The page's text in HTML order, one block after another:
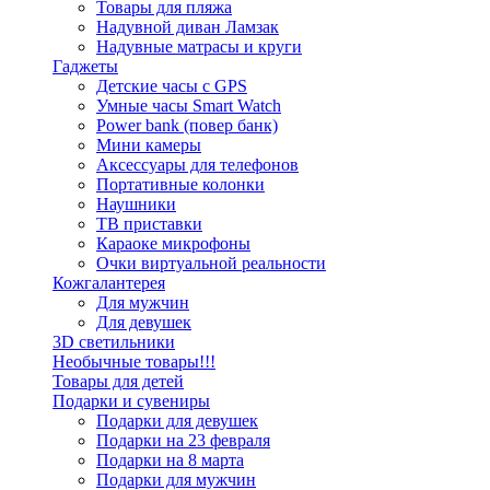
Товары для пляжа
Надувной диван Ламзак
Надувные матрасы и круги
Гаджеты
Детские часы с GPS
Умные часы Smart Watch
Power bank (повер банк)
Мини камеры
Аксессуары для телефонов
Портативные колонки
Наушники
ТВ приставки
Караоке микрофоны
Очки виртуальной реальности
Кожгалантерея
Для мужчин
Для девушек
3D светильники
Необычные товары!!!
Товары для детей
Подарки и сувениры
Подарки для девушек
Подарки на 23 февраля
Подарки на 8 марта
Подарки для мужчин